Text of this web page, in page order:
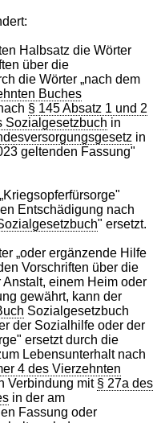
Halbsatz die Wörter
über die
die Wörter „nach dem
Buches
§ 145 Absatz 1 und 2
Sozialgesetzbuch in
in
geltenden Fassung"
Entschädigung nach
" ersetzt.
„oder ergänzende Hilfe
Vorschriften über die
einem Heim oder
gewährt, kann der
Sozialgesetzbuch
der Sozialhilfe oder der
ersetzt durch die
Lebensunterhalt nach
4 des Vierzehnten
Verbindung mit § 27a des
in der am
Fassung oder